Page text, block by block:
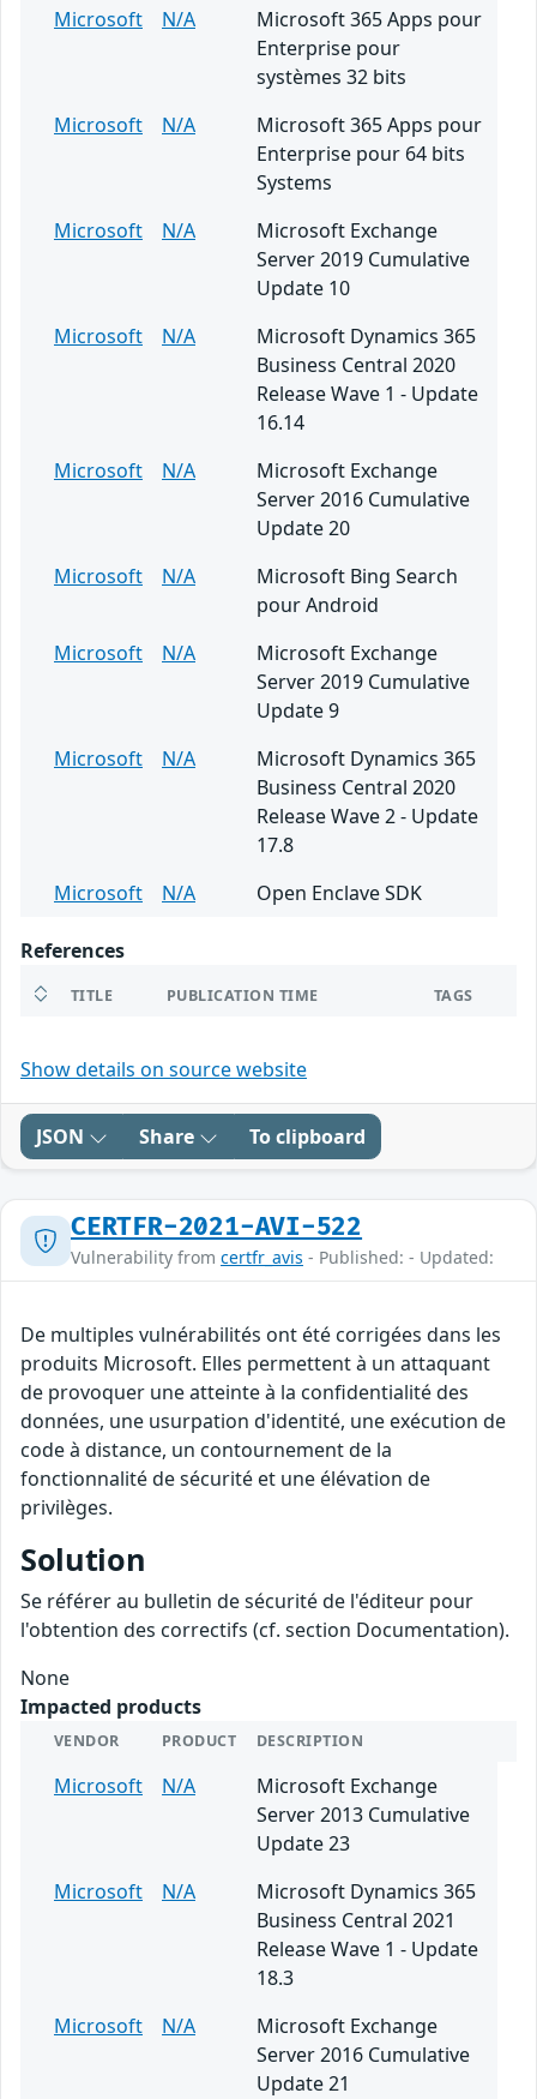
Microsoft N/A
Microsoft 365 Apps pour
Enterprise pour
systèmes 32 bits
Microsoft
N/A
Microsoft 365 Apps pour
Enterprise pour 64 bits
Systems
Microsoft
N/A
Microsoft Exchange
Server 2019 Cumulative
Update 10
Microsoft
N/A
Microsoft Dynamics 365
Business Central 2020
Release Wave 1 - Update
16.14
Microsoft
N/A
Microsoft Exchange
Server 2016 Cumulative
Update 20
Microsoft
N/A
Microsoft Bing Search
pour Android
Microsoft
N/A
Microsoft Exchange
Server 2019 Cumulative
Update 9
Microsoft
N/A
Microsoft Dynamics 365
Business Central 2020
Release Wave 2 - Update
17.8
Microsoft
N/A Open Enclave SDK
References
TITLE PUBLICATION TIME TAGS
Show details on source website
JSON Share To clipboard
CERTFR-2021-AVI-522
Vulnerability from certfr_avis - Published: - Updated:
De multiples vulnérabilités ont été corrigées dans les
produits Microsoft. Elles permettent à un attaquant
de provoquer une atteinte à la confidentialité des
données, une usurpation d'identité, une exécution de
code à distance, un contournement de la
fonctionnalité de sécurité et une élévation de
privilèges.
Solution
Se référer au bulletin de sécurité de l'éditeur pour
l'obtention des correctifs (cf. section Documentation).
None
Impacted products
VENDOR PRODUCT DESCRIPTION
Microsoft N/A
Microsoft Exchange
Server 2013 Cumulative
Update 23
Microsoft
N/A
Microsoft Dynamics 365
Business Central 2021
Release Wave 1 - Update
18.3
Microsoft
N/A
Microsoft Exchange
Server 2016 Cumulative
Update 21